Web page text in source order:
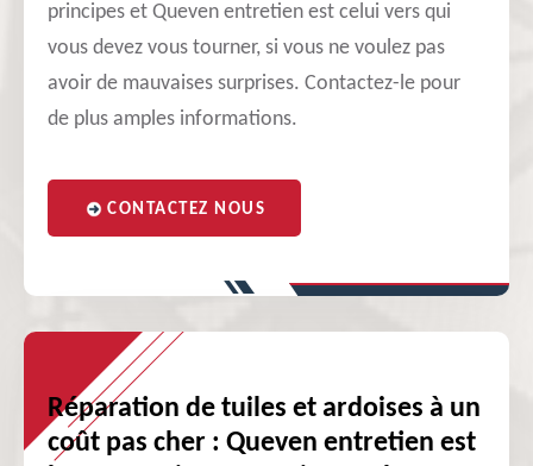
principes et Queven entretien est celui vers qui
vous devez vous tourner, si vous ne voulez pas
avoir de mauvaises surprises. Contactez-le pour
de plus amples informations.
CONTACTEZ NOUS
Réparation de tuiles et ardoises à un
coût pas cher : Queven entretien est